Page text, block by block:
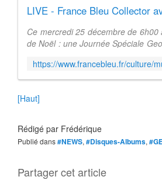
LIVE - France Bleu Collector
Ce mercredi 25 décembre de
de Noël : une Journée Spéciale
[Haut]
Rédigé par Frédérique
Publié dans#NEWS, #Disques-Albums,
Partager cet article